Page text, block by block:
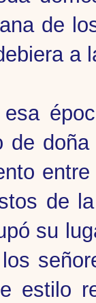
de
a
de
de
su
estilo